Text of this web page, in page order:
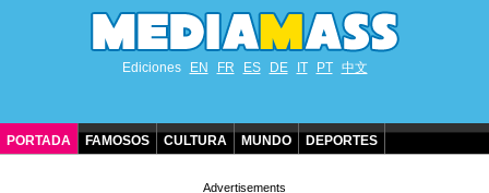
Ediciones EN FR ES DE IT PT 中文
PORTADA FAMOSOS CULTURA MUNDO DEPORTES